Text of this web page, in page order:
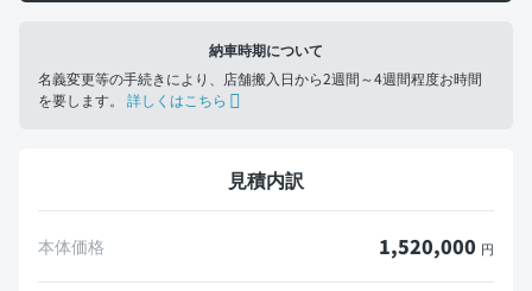
納車時期について
名義変更等の手続きにより、店舗搬入日から2週間～4週間程度お時間
を要します。 詳しくはこちら
見積内訳
本体価格 1,520,000 円